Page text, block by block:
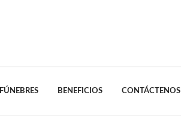
FÚNEBRES BENEFICIOS CONTÁCTENOS